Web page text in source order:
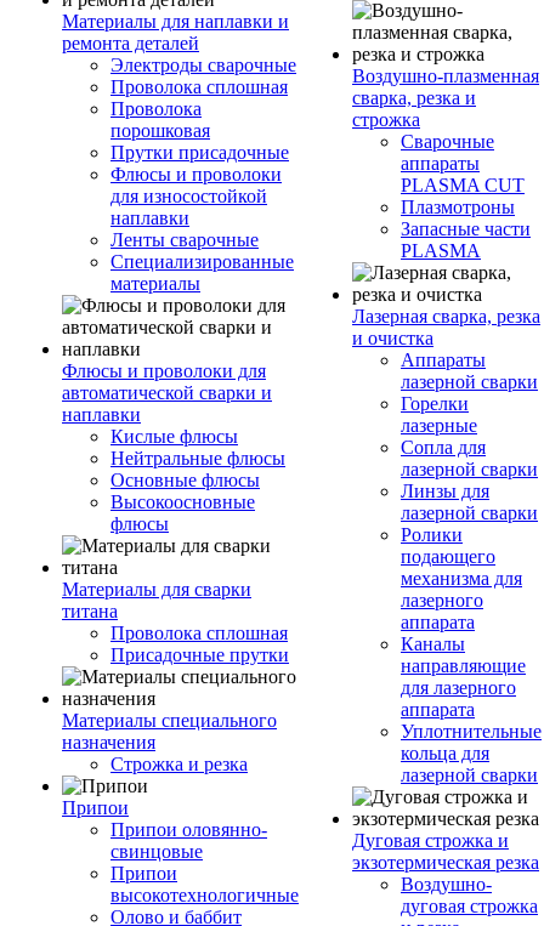
Материалы для наплавки и
ремонта деталей
Электроды сварочные
Проволока сплошная
Проволока
порошковая
Прутки присадочные
Флюсы и проволоки
для износостойкой
наплавки
Ленты сварочные
Специализированные
материалы
Флюсы и проволоки для
автоматической сварки и
наплавки
Кислые флюсы
Нейтральные флюсы
Основные флюсы
Высокоосновные
флюсы
Материалы для сварки
титана
Проволока сплошная
Присадочные прутки
Материалы специального
назначения
Строжка и резка
Припои
Припои оловянно-
свинцовые
Припои
высокотехнологичные
Олово и баббит
Воздушно-плазменная
сварка, резка и
строжка
Сварочные
аппараты
PLASMA CUT
Плазмотроны
Запасные части
PLASMA
Лазерная сварка, резка
и очистка
Аппараты
лазерной сварки
Горелки
лазерные
Сопла для
лазерной сварки
Линзы для
лазерной сварки
Ролики
подающего
механизма для
лазерного
аппарата
Каналы
направляющие
для лазерного
аппарата
Уплотнительные
кольца для
лазерной сварки
Дуговая строжка и
экзотермическая резка
Воздушно-
дуговая строжка